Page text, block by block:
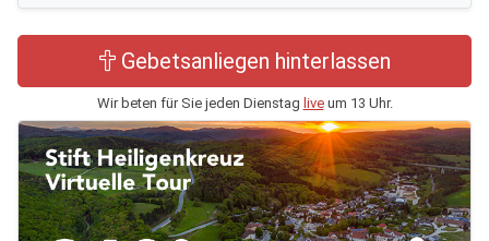
Gebetsanliegen hinterlassen
Wir beten für Sie jeden Dienstag liveum 13 Uhr.